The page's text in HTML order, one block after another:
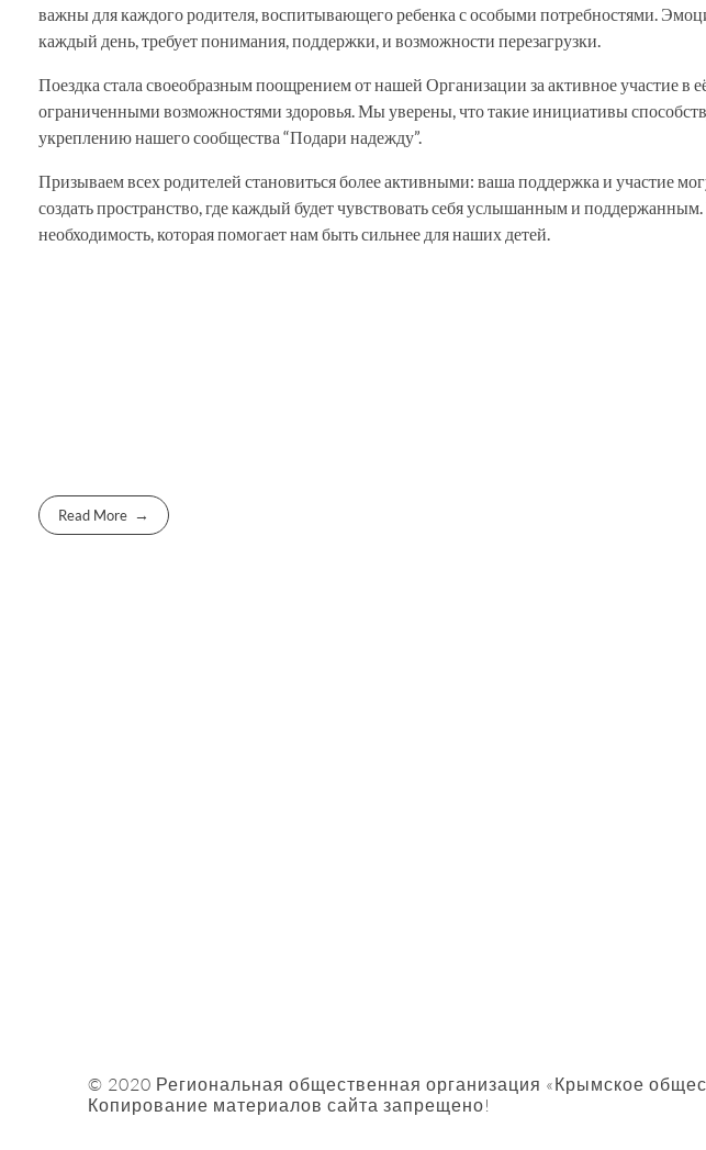
важны для каждого родителя, воспитывающего ребенка с особыми потребностями.
каждый день, требует понимания, поддержки, и возможности перезагрузки.
Поездка стала своеобразным поощрением от нашей Организации за активное участие в
ограниченными возможностями здоровья. Мы уверены, что такие инициативы
укреплению нашего сообщества “Подари надежду”.
Призываем всех родителей становиться более активными: ваша поддержка и участие
создать пространство, где каждый будет чувствовать себя услышанным и
необходимость, которая помогает нам быть сильнее для наших детей.
Read More
© 2020 Региональная общественная организация «Крымское
Копирование материалов сайта запрещено!